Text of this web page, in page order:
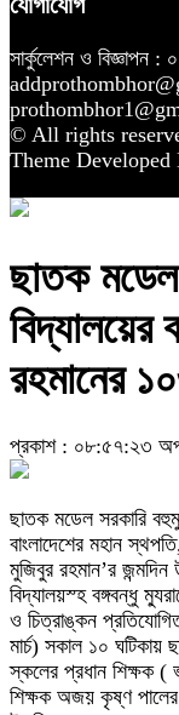
সার্কুলেশন ও বিজ্ঞাপন
© All rights
Theme Developed
ছাতক মডেল
বিদ্যালয়ের
রহমানের
প্রকাশ : ০৮:৫৭:২৩
ছাতক মডেল সরকারি
বাংলাদেশের মহান
মুজিবুর রহমান’র
বিদ্যালয়স্হ বঙ্গবন্ধু
ও চিত্রাঙ্কন
মার্চ) সকাল ১০ ঘটিকায়
স্কলের প্রধান শিক্ষক (
শিক্ষক অজয় কৃষ্ণ পালের